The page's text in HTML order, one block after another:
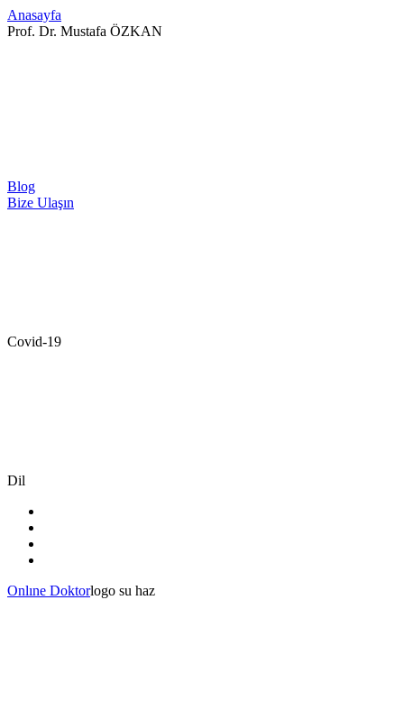
Anasayfa
Prof. Dr. Mustafa ÖZKAN
Blog
Bize Ulaşın
Covid-19
Dil
Onlıne Doktorlogo su haz